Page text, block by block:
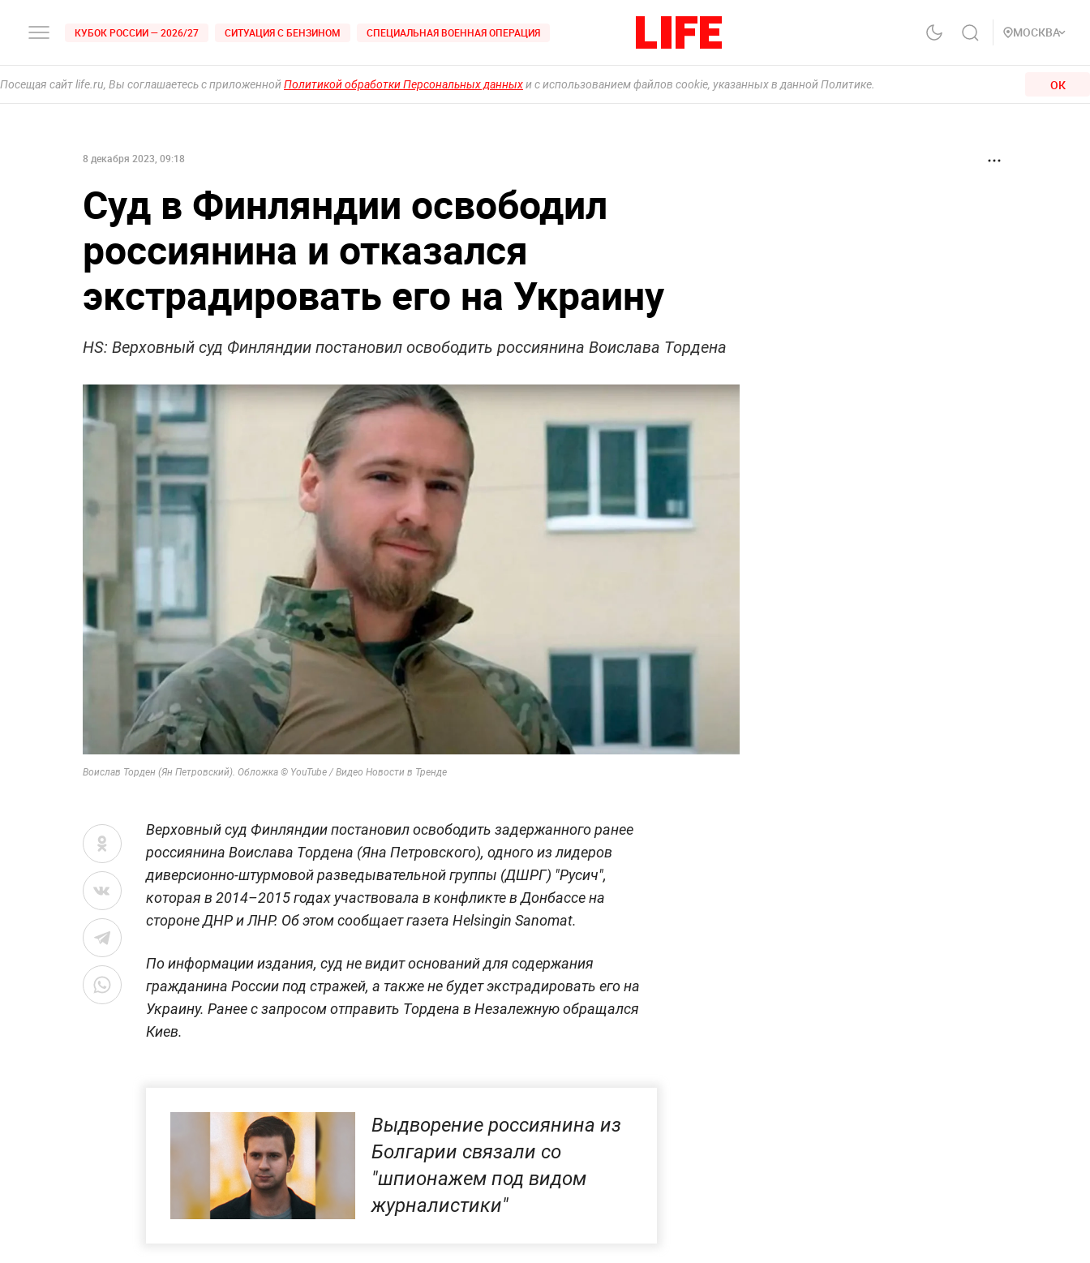
КУБОК РОССИИ — 2026/27 СИТУАЦИЯ С БЕНЗИНОМ СПЕЦИАЛЬНАЯ ВОЕННАЯ ОПЕРАЦИЯ МОСКВА
Посещая сайт life.ru, Вы соглашаетесь с приложеннойПолитикой обработки Персональных данныхи с использованием файлов cookie, указанных в данной Политике. ОК
8 декабря 2023, 09:18
Суд в Финляндии освободил
россиянина и отказался
экстрадировать его на Украину
HS: Верховный суд Финляндии постановил освободить россиянина Воислава Тордена
Воислав Торден (Ян Петровский). Обложка © YouTube / Видео Новости в Тренде
Верховный суд Финляндии постановил освободить задержанного ранее
россиянина Воислава Тордена (Яна Петровского), одного из лидеров
диверсионно-штурмовой разведывательной группы (ДШРГ) "Русич",
которая в 2014–2015 годах участвовала в конфликте в Донбассе на
стороне ДНР и ЛНР. Об этом сообщает газета Helsingin Sanomat.
По информации издания, суд не видит оснований для содержания
гражданина России под стражей, а также не будет экстрадировать его на
Украину. Ранее с запросом отправить Тордена в Незалежную обращался
Киев.
Выдворение россиянина из
Болгарии связали со
"шпионажем под видом
журналистики"